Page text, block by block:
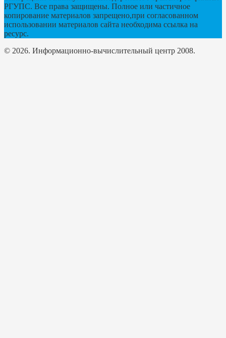
РГУПС. Все права защищены. Полное или частичное
копирование материалов запрещено,при согласованном
использовании материалов сайта необходима ссылка на
ресурс.
© 2026. Информационно-вычислительный центр 2008.